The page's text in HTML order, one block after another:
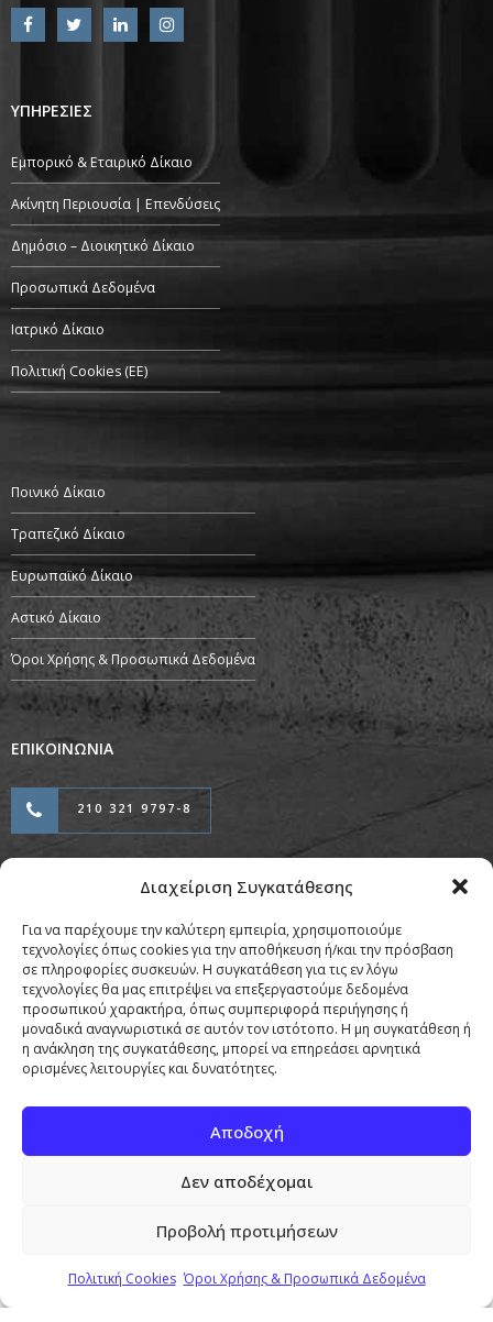
Διαχείριση Συγκατάθεσης
Για να παρέχουμε την καλύτερη εμπειρία, χρησιμοποιούμε
τεχνολογίες όπως cookies για την αποθήκευση ή/και την πρόσβαση
σε πληροφορίες συσκευών. Η συγκατάθεση για τις εν λόγω
τεχνολογίες θα μας επιτρέψει να επεξεργαστούμε δεδομένα
προσωπικού χαρακτήρα, όπως συμπεριφορά περιήγησης ή
μοναδικά αναγνωριστικά σε αυτόν τον ιστότοπο. Η μη συγκατάθεση ή
η ανάκληση της συγκατάθεσης, μπορεί να επηρεάσει αρνητικά
ορισμένες λειτουργίες και δυνατότητες.
Αποδοχή
Δεν αποδέχομαι
Προβολή προτιμήσεων
Πολιτική Cookies Όροι Χρήσης & Προσωπικά Δεδομένα
ΥΠΗΡΕΣΙΕΣ
Εμπορικό & Εταιρικό Δίκαιο
Ακίνητη Περιουσία | Επενδύσεις
Δημόσιο – Διοικητικό Δίκαιο
Προσωπικά Δεδομένα
Ιατρικό Δίκαιο
Πολιτική Cookies (ΕΕ)
Ποινικό Δίκαιο
Τραπεζικό Δίκαιο
Ευρωπαϊκό Δίκαιο
Αστικό Δίκαιο
Όροι Χρήσης & Προσωπικά Δεδομένα
ΕΠΙΚΟΙΝΩΝΙΑ
210 321 9797-8
Προσαρμογή & Φιλοξενία από την
Copyright © Pierrou Attorneys 2026
Κοινοποιήστε:
Facebook X